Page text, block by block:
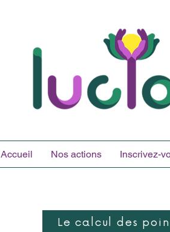
Accueil Nos actions Inscrivez-
Le calcul des